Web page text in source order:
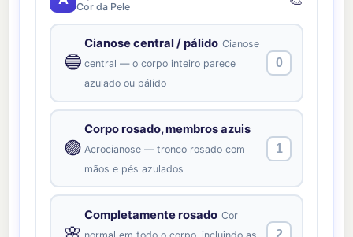
Cor da Pele
🔵
Cianose central / pálido Cianose
central — o corpo inteiro parece
azulado ou pálido
0
🟣
Corpo rosado, membros azuis
Acrocianose — tronco rosado com
mãos e pés azulados
1
Completamente rosado Cor
2